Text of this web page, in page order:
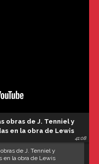
obras de J. Tenniel y
en la obra de Lewis
41:08
de J. Tenniel y
en la obra de Lewis